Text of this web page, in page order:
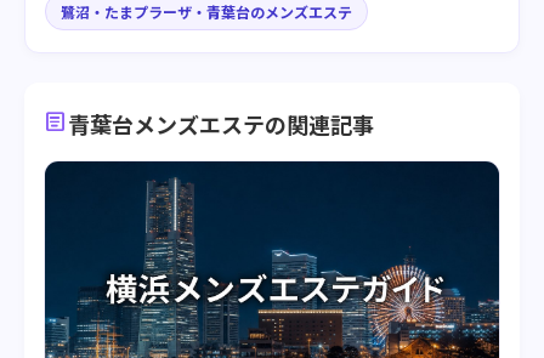
鷺沼・たまプラーザ・青葉台のメンズエステ
article青葉台メンズエステの関連記事